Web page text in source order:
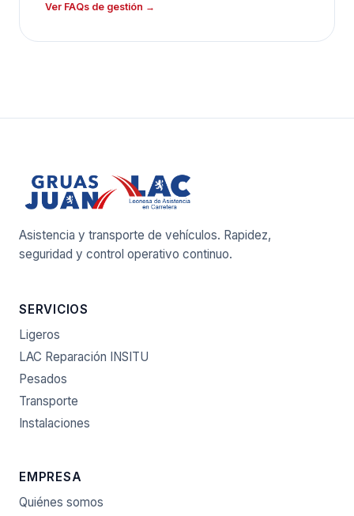
Ver FAQs de gestión →
Asistencia y transporte de vehículos. Rapidez,
seguridad y control operativo continuo.
SERVICIOS
Ligeros
LAC Reparación INSITU
Pesados
Transporte
Instalaciones
EMPRESA
Quiénes somos